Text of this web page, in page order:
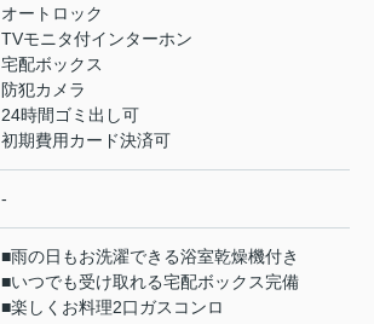
オートロック
TVモニタ付インターホン
宅配ボックス
防犯カメラ
24時間ゴミ出し可
初期費用カード決済可
-
■雨の日もお洗濯できる浴室乾燥機付き
■いつでも受け取れる宅配ボックス完備
■楽しくお料理2口ガスコンロ